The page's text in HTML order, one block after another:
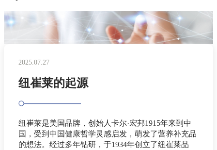
2025.07.27
纽崔莱的起源
纽崔莱是美国品牌，创始人卡尔·宏邦1915年来到中
国，受到中国健康哲学灵感启发，萌发了营养补充品
的想法。经过多年钻研，于1934年创立了纽崔莱品